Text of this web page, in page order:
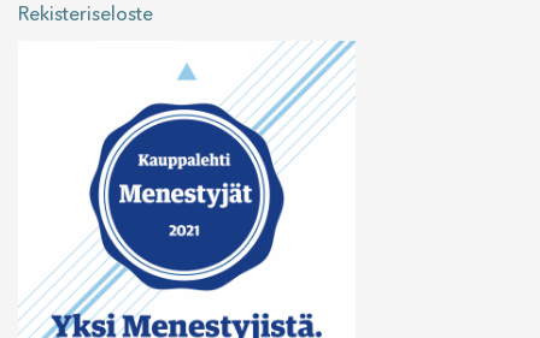
Rekisteriseloste